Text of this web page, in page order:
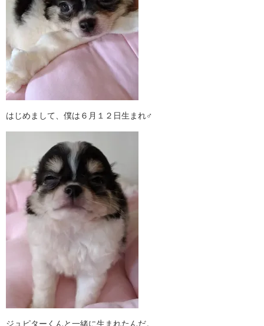
はじめまして、僕は６月１２日生まれ♂
ジュピターくんと一緒に生まれたんだ。